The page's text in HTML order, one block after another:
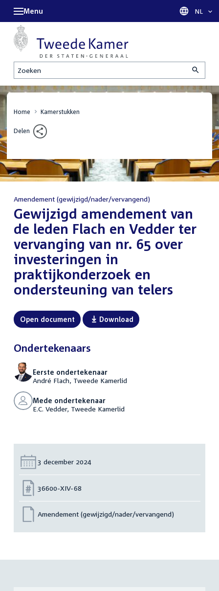
Zoeken
Menu Taal
NL
Home Kamerstukken
Delen
Amendement (gewijzigd/nader/vervangend)
:Gewijzigd amendement van
de leden Flach en Vedder ter
vervanging van nr. 65 over
investeringen in
praktijkonderzoek en
ondersteuning van telers
Open document Download
Ondertekenaars
Eerste ondertekenaar
André Flach, Tweede Kamerlid
Mede ondertekenaar
E.C. Vedder, Tweede Kamerlid
Datum:
3 december 2024
Nummer:
36600-XIV-68
Amendement (gewijzigd/nader/vervangend)